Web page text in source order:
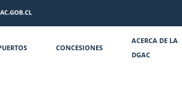
CONCESIONES
ACERCA DE LA
DGAC